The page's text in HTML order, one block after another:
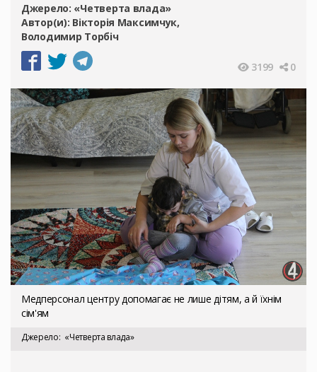
Джерело: «Четверта влада»
Автор(и): Вікторія Максимчук
Володимир Торбіч
3199 0
Медперсонал центру допомагає не лише дітям, а й їхнім
сім'ям
Джерело «Четверта влада»